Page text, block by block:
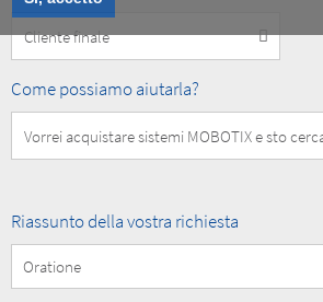
Customer
Type
How
help
you?
Come possiamo aiutarla?
Summary
Request
Riassunto della vostra richiesta